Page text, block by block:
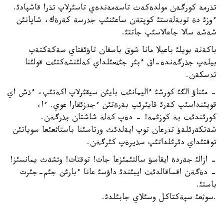
تذرمة كورگةن مولدةكةث تاسةمةندةي تاسئرلاپ تذرا قاشپادئ.
ءوزئ دة توبةلةستئ كوپتةن ساعئنئپ جذرسة كةرةك، شاپانئن
شةشة سالا جاعالاسئپ جاتتئ.
باكةنة بويلئ باعيلا مانا شوق باسقان تاؤئقتاي سةكةكتةپ
بيلةپ جذرگةندة-اق ءبئر جئثعئلداي كةلئنشةكتئث قولئنا
تذسكةن.
- مئناؤ الگئ كورشئ ءاليمانئث بايئن سيقئرلاپ اكةتئپ، ءذش اي
قويئنداسئپ كةرئ قايئرئپ بةرةتئن ءجذزئقارا عوي. ءا،
كورئندئث بة كوزئمة! - دةپ كةلة شاشتان بذرگةن.
شةتكةرئلةؤ تذرعان توپ ايةلدئث ورتاسئنا باستاثعئعا سوياتئن
توقتئداي دئرئلداتئپ سذيرةپ كئرگةن.
- ازالئ جةردة ايقاسؤ سالتئمئزعا جات! توقتات! وثشةث يمانسئز!
- دةگةن اقساقالدئث ايبئندئ داؤسئ عانا ءبارئن جئم-جئرت
باستئ.
.سوثعئ سپةكتاكل وسئلاي جابئلدئ.